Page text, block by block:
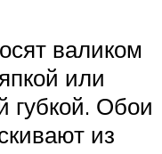
валиком
или
губкой. Обои
из